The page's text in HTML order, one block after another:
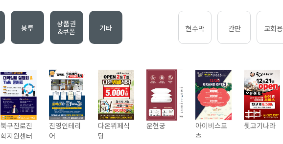
봉투
상품권
&쿠폰
기타 교회용
간판
현수막
북구진로진
학지원센터
진영인테리
어
다온뷔페식
당
운현궁
아이비스포
츠
뒷고기나라